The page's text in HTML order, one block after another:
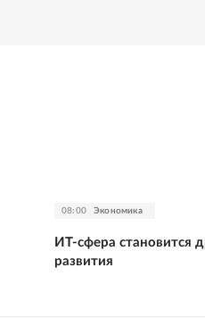
08:00 Экономика
ИТ-сфера становится
развития